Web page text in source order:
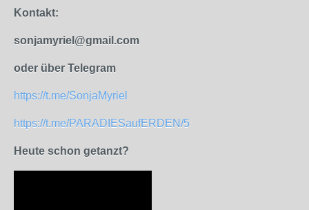
Kontakt:
sonjamyriel@gmail.com
oder über Telegram
https://t.me/SonjaMyriel
https://t.me/PARADIESaufERDEN/5
Heute schon getanzt?